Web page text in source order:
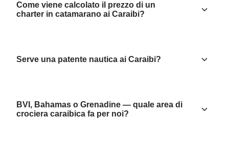
Come viene calcolato il prezzo di un
charter in catamarano ai Caraibi?
Serve una patente nautica ai Caraibi?
BVI, Bahamas o Grenadine — quale area di
crociera caraibica fa per noi?